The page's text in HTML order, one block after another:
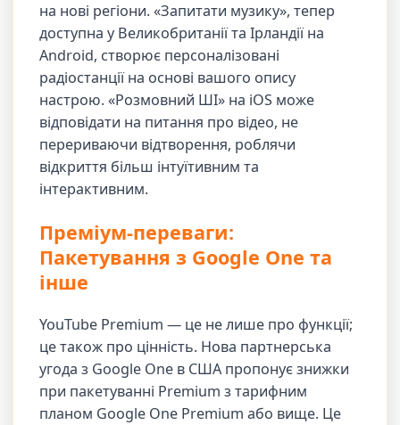
на нові регіони. «Запитати музику», тепер
доступна у Великобританії та Ірландії на
Android, створює персоналізовані
радіостанції на основі вашого опису
настрою. «Розмовний ШІ» на iOS може
відповідати на питання про відео, не
перериваючи відтворення, роблячи
відкриття більш інтуїтивним та
інтерактивним.
Преміум-переваги:
Пакетування з Google One та
інше
YouTube Premium — це не лише про функції;
це також про цінність. Нова партнерська
угода з Google One в США пропонує знижки
при пакетуванні Premium з тарифним
планом Google One Premium або вище. Це